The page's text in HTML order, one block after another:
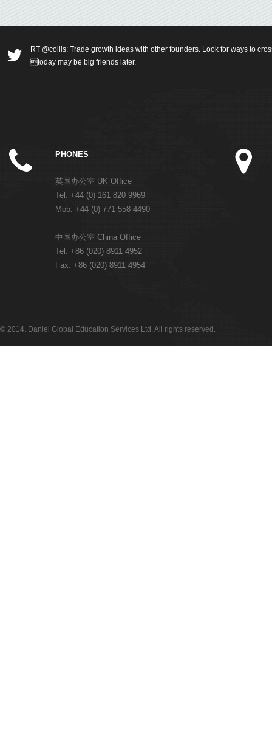
RT @collis: Trade growth ideas with other founders. Look for ways to
today may be big friends later.
PHONES
英国办公室 UK Office
Tel: +44 (0) 161 820 9969
Mob: +44 (0) 771 558 4490
中国办公室 China Office
Tel: +86 (020) 8911 4952
Fax: +86 (020) 8911 4954
© 2014. Daniel Global Education Services Ltd. All rights reserved.